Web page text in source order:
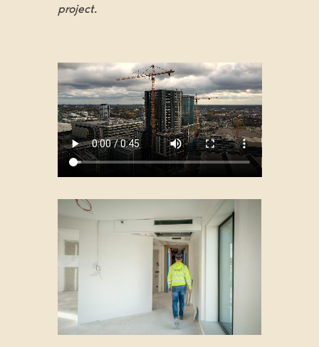
project.